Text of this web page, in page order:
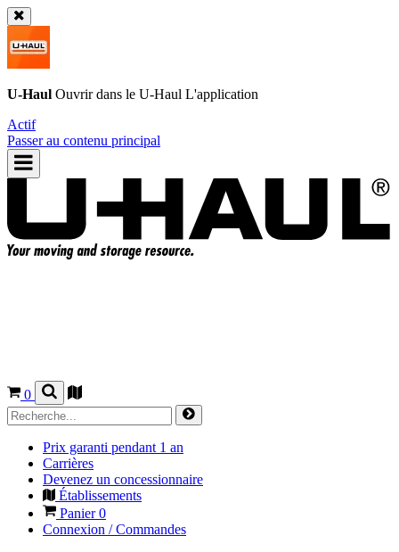
U-Haul Ouvrir dans le U-Haul L'application
Actif
Passer au contenu principal
0
Prix garanti pendant 1 an
Carrières
Devenez un concessionnaire
Établissements
Panier0
Connexion / Commandes